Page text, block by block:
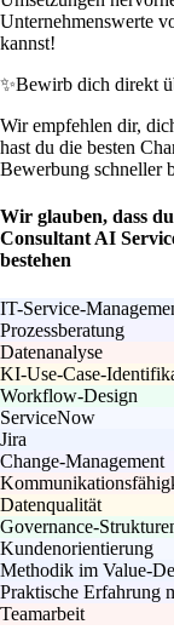
Unternehmenswerte
kannst!
✨Bewirb dich direkt
Wir empfehlen dir,
hast du die besten
Bewerbung schneller
Wir glauben, dass
Consultant AI
bestehen
IT-Service-
Prozessberatung
Datenanalyse
KI-Use-Case-
Workflow-Design
ServiceNow
Jira
Change-Management
Datenqualität
Governance-
Kundenorientierung
Methodik im Value-
Praktische Erfahrung
Teamarbeit